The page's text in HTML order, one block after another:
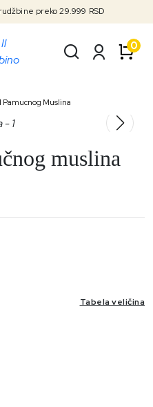
preko 29.999 RSD
0
Pamucnog Muslina
muslina
Tabela veličina